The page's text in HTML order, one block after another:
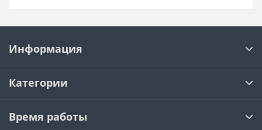
Информация
Категории
Время работы